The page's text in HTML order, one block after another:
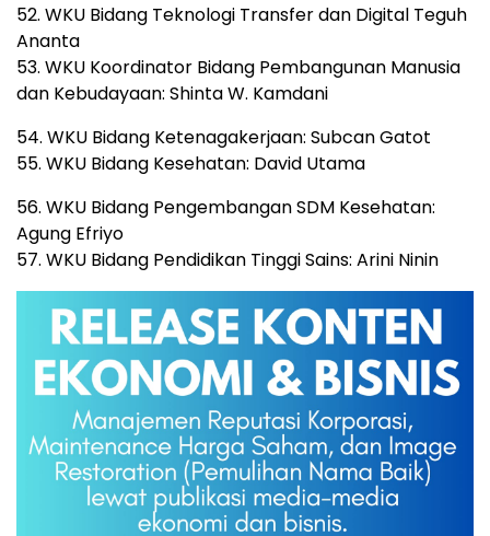
52. WKU Bidang Teknologi Transfer dan Digital Teguh
Ananta
53. WKU Koordinator Bidang Pembangunan Manusia
dan Kebudayaan: Shinta W. Kamdani
54. WKU Bidang Ketenagakerjaan: Subcan Gatot
55. WKU Bidang Kesehatan: David Utama
56. WKU Bidang Pengembangan SDM Kesehatan:
Agung Efriyo
57. WKU Bidang Pendidikan Tinggi Sains: Arini Ninin